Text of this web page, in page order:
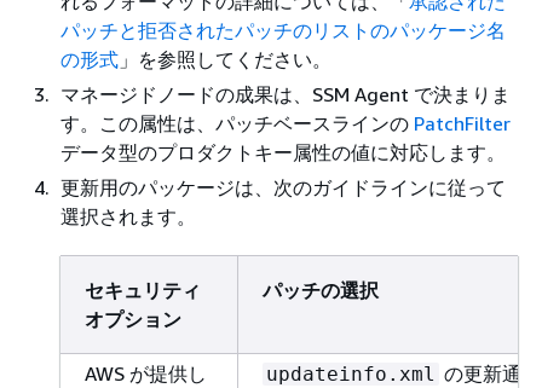
パッチと拒否されたパッチのリストのパッケージ名
の形式 」を参照してください。
マネージドノードの成果は、SSM Agent で決まりま
す。この属性は、パッチベースラインの PatchFilter
データ型のプロダクトキー属性の値に対応します。
更新用のパッケージは、次のガイドラインに従って
選択されます。
セキュリティ
オプション
パッチの選択
AWS が提供し
updateinfo.xml の更新通